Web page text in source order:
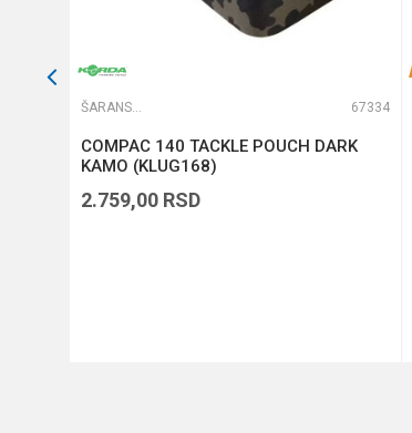
ŠARANSKE TORBE 67334
COMPAC 140 TACKLE POUCH DARK
KAMO (KLUG168)
2.759,00 RSD